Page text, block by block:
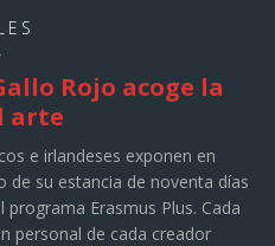
Rojo acoge la
arte
e irlandeses exponen en
de su estancia de noventa días
Erasmus Plus. Cada
personal de cada creador